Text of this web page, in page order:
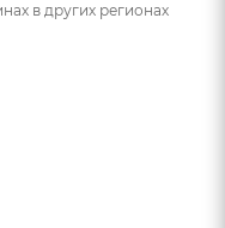
в других регионах